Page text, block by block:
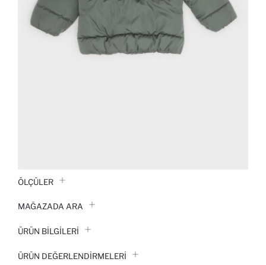
ÖLÇÜLER
MAĞAZADA ARA
ÜRÜN BILGILERI
ÜRÜN DEĞERLENDİRMELERİ